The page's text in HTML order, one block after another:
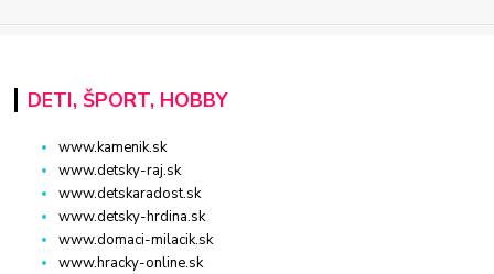
DETI, ŠPORT, HOBBY
www.kamenik.sk
www.detsky-raj.sk
www.detskaradost.sk
www.detsky-hrdina.sk
www.domaci-milacik.sk
www.hracky-online.sk